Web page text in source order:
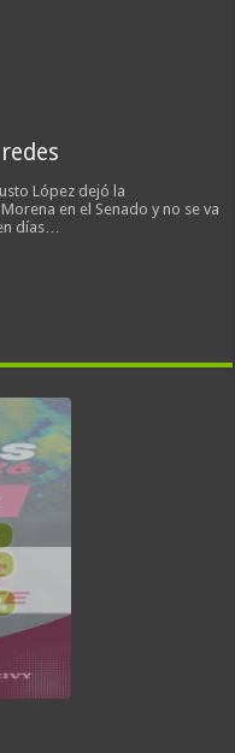
López dejó la
en el Senado y no se va
días…